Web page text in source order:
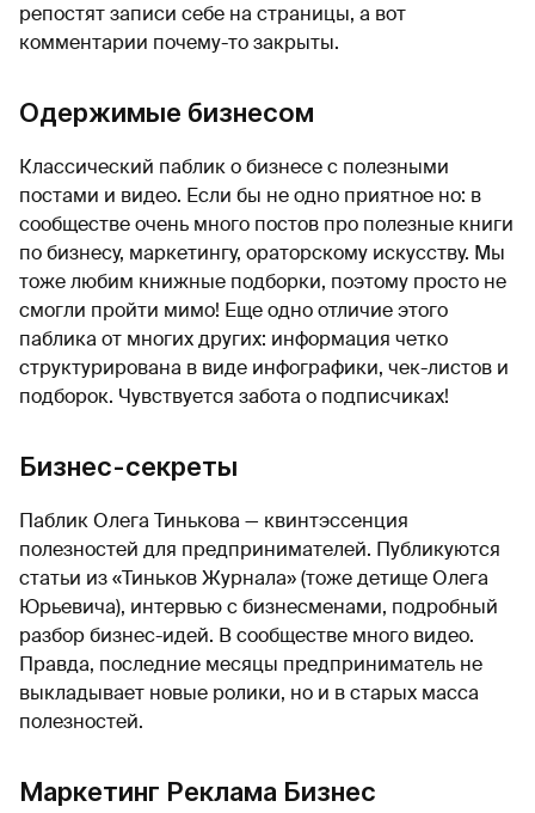
репостят записи себе на страницы, а вот
комментарии почему-то закрыты.
Одержимые бизнесом
Классический паблик о бизнесе с полезными
постами и видео. Если бы не одно приятное но: в
сообществе очень много постов про полезные книги
по бизнесу, маркетингу, ораторскому искусству. Мы
тоже любим книжные подборки, поэтому просто не
смогли пройти мимо! Еще одно отличие этого
паблика от многих других: информация четко
структурирована в виде инфографики, чек-листов и
подборок. Чувствуется забота о подписчиках!
Бизнес-секреты
Паблик Олега Тинькова — квинтэссенция
полезностей для предпринимателей. Публикуются
статьи из «Тиньков Журнала» (тоже детище Олега
Юрьевича), интервью с бизнесменами, подробный
разбор бизнес-идей. В сообществе много видео.
Правда, последние месяцы предприниматель не
выкладывает новые ролики, но и в старых масса
полезностей.
Маркетинг Реклама Бизнес